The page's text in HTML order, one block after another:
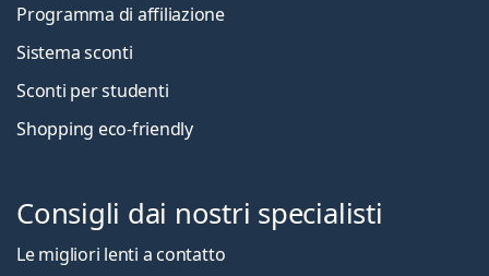
Programma di affiliazione
Sistema sconti
Sconti per studenti
Shopping eco-friendly
Consigli dai nostri specialisti
Le migliori lenti a contatto